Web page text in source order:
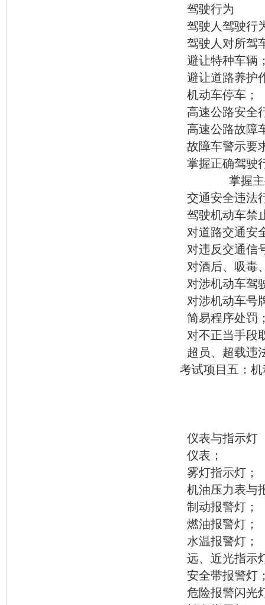
驾驶行为
驾驶人驾驶行
驾驶人对所驾
避让特种车辆
避让道路养护
机动车停车；
高速公路安全
高速公路故障
故障车警示要
掌握正确驾驶
掌握
交通安全违法
驾驶机动车禁
对道路交通安
对违反交通信
对酒后、吸毒
对涉机动车驾
对涉机动车号
简易程序处罚
对不正当手段
超员、超载违
考试项目五：
仪表与指示灯
仪表；
雾灯指示灯；
机油压力表与
制动报警灯；
燃油报警灯；
水温报警灯；
远、近光指示
安全带报警灯
危险报警闪光